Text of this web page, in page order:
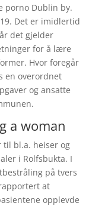
porno Dublin by.
Det er imidlertid
det gjelder
for å lære
Hvor foregår
en overordnet
og ansatte
a woman
til bl.a. heiser og
i Rolfsbukta. I
på tvers
at
opplevde